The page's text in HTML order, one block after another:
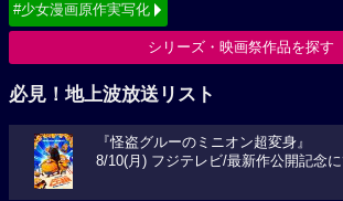
#少女漫画原作実写化
シリーズ・映画祭作品を探す
必見！地上波放送リスト
『怪盗グルーのミニオン超変身』
8/10(月) フジテレビ/最新作公開記念